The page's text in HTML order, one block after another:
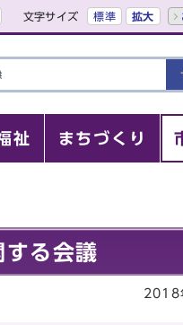
文字サイズ 標準 拡大
祉 まちづくり
る会議
2018